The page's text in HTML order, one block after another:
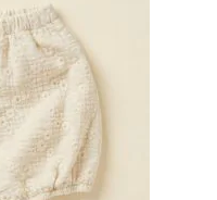
wybrać
na
stronie
produktu